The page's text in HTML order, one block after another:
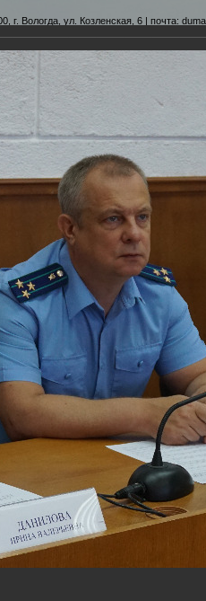
г. Вологда, ул. Козленская, 6 | почта:
сайт www.duma-vologda.ru
Контакты
Думы